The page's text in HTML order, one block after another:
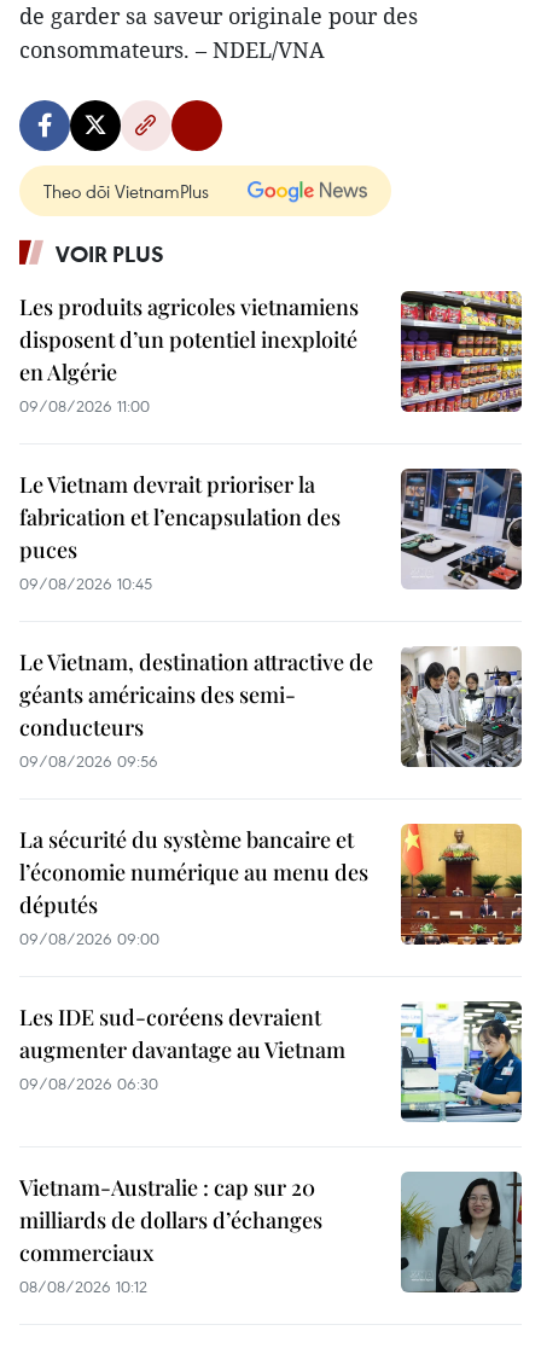
de garder sa saveur originale pour des
consommateurs. – NDEL/VNA
Theo dõi VietnamPlus
VOIR PLUS
Les produits agricoles vietnamiens
disposent d’un potentiel inexploité
en Algérie
09/08/2026 11:00
Le Vietnam devrait prioriser la
fabrication et l’encapsulation des
puces
09/08/2026 10:45
Le Vietnam, destination attractive de
géants américains des semi-
conducteurs
09/08/2026 09:56
La sécurité du système bancaire et
l’économie numérique au menu des
députés
09/08/2026 09:00
Les IDE sud-coréens devraient
augmenter davantage au Vietnam
09/08/2026 06:30
Vietnam-Australie : cap sur 20
milliards de dollars d’échanges
commerciaux
08/08/2026 10:12